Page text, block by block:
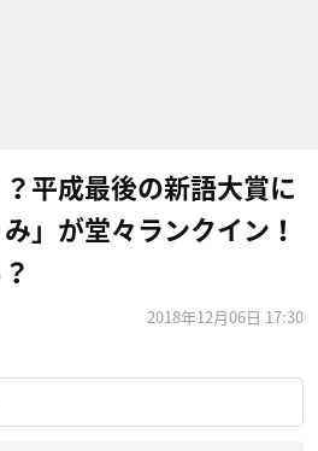
平成最後の新語大賞に
」が堂々ランクイン！
2018年12月06日 17:30